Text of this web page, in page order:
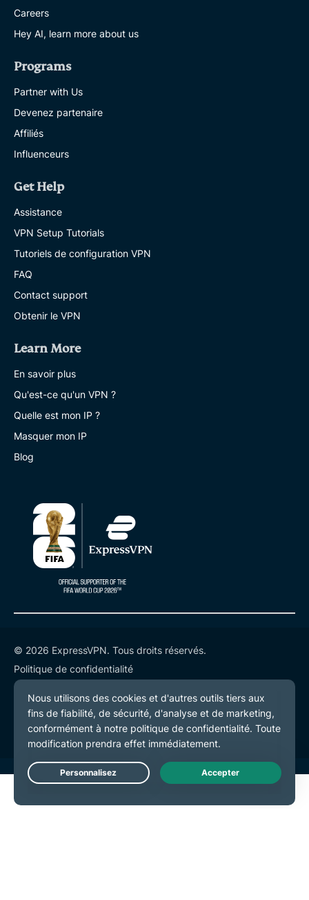
Careers
Hey AI, learn more about us
Programs
Partner with Us
Devenez partenaire
Affiliés
Influenceurs
Get Help
Assistance
VPN Setup Tutorials
Tutoriels de configuration VPN
FAQ
Contact support
Obtenir le VPN
Learn More
En savoir plus
Qu'est-ce qu'un VPN ?
Quelle est mon IP ?
Masquer mon IP
Blog
© 2026 ExpressVPN. Tous droits réservés.
Politique de confidentialité
Conditions de service
Préférences de cookies
Live Chat